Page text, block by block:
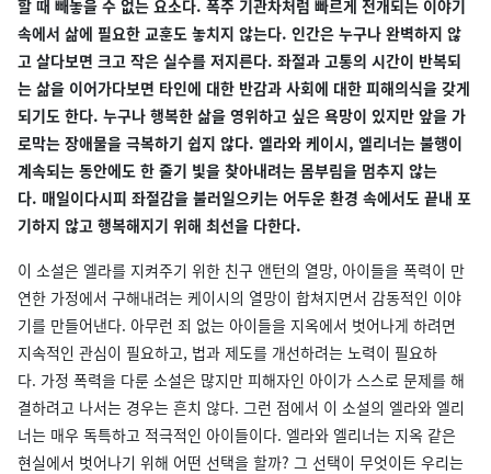
할 때 빼놓을 수 없는 요소다. 폭주 기관차처럼 빠르게 전개되는 이야기
속에서 삶에 필요한 교훈도 놓치지 않는다. 인간은 누구나 완벽하지 않
고 살다보면 크고 작은 실수를 저지른다. 좌절과 고통의 시간이 반복되
는 삶을 이어가다보면 타인에 대한 반감과 사회에 대한 피해의식을 갖게
되기도 한다. 누구나 행복한 삶을 영위하고 싶은 욕망이 있지만 앞을 가
로막는 장애물을 극복하기 쉽지 않다. 엘라와 케이시, 엘리너는 불행이
계속되는 동안에도 한 줄기 빛을 찾아내려는 몸부림을 멈추지 않는
다. 매일이다시피 좌절감을 불러일으키는 어두운 환경 속에서도 끝내 포
기하지 않고 행복해지기 위해 최선을 다한다.
이 소설은 엘라를 지켜주기 위한 친구 앤턴의 열망, 아이들을 폭력이 만
연한 가정에서 구해내려는 케이시의 열망이 합쳐지면서 감동적인 이야
기를 만들어낸다. 아무런 죄 없는 아이들을 지옥에서 벗어나게 하려면
지속적인 관심이 필요하고, 법과 제도를 개선하려는 노력이 필요하
다. 가정 폭력을 다룬 소설은 많지만 피해자인 아이가 스스로 문제를 해
결하려고 나서는 경우는 흔치 않다. 그런 점에서 이 소설의 엘라와 엘리
너는 매우 독특하고 적극적인 아이들이다. 엘라와 엘리너는 지옥 같은
현실에서 벗어나기 위해 어떤 선택을 할까? 그 선택이 무엇이든 우리는